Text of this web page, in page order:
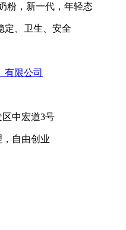
粉，新一代，年轻态
定、卫生、安全
有限公司
中宏道3号
自由创业